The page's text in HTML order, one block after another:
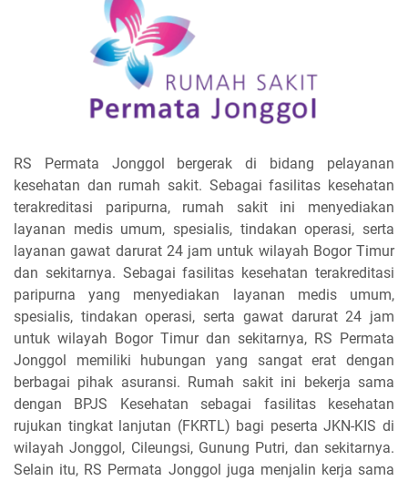
RS Permata Jonggol bergerak di bidang pelayanan
kesehatan dan rumah sakit. Sebagai fasilitas kesehatan
terakreditasi paripurna, rumah sakit ini menyediakan
layanan medis umum, spesialis, tindakan operasi, serta
layanan gawat darurat 24 jam untuk wilayah Bogor Timur
dan sekitarnya. Sebagai fasilitas kesehatan terakreditasi
paripurna yang menyediakan layanan medis umum,
spesialis, tindakan operasi, serta gawat darurat 24 jam
untuk wilayah Bogor Timur dan sekitarnya, RS Permata
Jonggol memiliki hubungan yang sangat erat dengan
berbagai pihak asuransi. Rumah sakit ini bekerja sama
dengan BPJS Kesehatan sebagai fasilitas kesehatan
rujukan tingkat lanjutan (FKRTL) bagi peserta JKN-KIS di
wilayah Jonggol, Cileungsi, Gunung Putri, dan sekitarnya.
Selain itu, RS Permata Jonggol juga menjalin kerja sama